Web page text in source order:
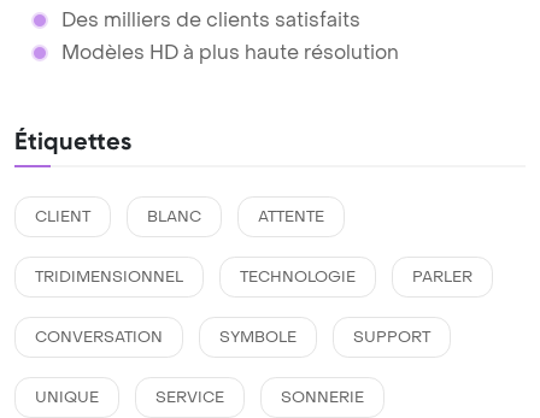
Des milliers de clients satisfaits
Modèles HD à plus haute résolution
Étiquettes
CLIENT BLANC ATTENTE
TRIDIMENSIONNEL TECHNOLOGIE PARLER
CONVERSATION SYMBOLE SUPPORT
UNIQUE SERVICE SONNERIE